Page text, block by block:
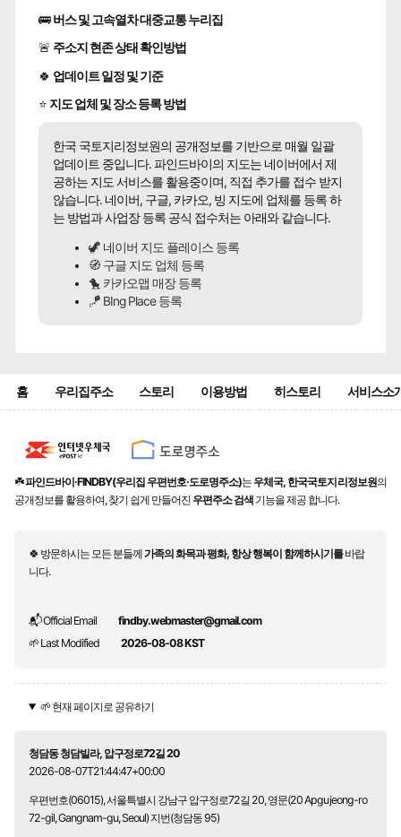
🚌버스 및 고속열차 대중교통 누리집
🚨 주소지 현존 상태 확인방법
🍀 업데이트 일정 및 기준
⭐ 지도 업체 및 장소 등록 방법
한국 국토지리정보원의 공개정보를 기반으로 매월 일괄
업데이트 중입니다. 파인드바이의 지도는 네이버에서 제
공하는 지도 서비스를 활용중이며, 직접 추가를 접수 받지
않습니다. 네이버, 구글, 카카오, 빙 지도에 업체를 등록 하
는 방법과 사업장 등록 공식 접수처는 아래와 같습니다.
🦖 네이버 지도 플레이스 등록
🧭 구글 지도 업체 등록
🐤 카카오맵 매장 등록
🪁 BIng Place 등록
홈 우리집주소 스토리 이용방법 히스토리 서비스소
☘️파인드바이·FINDBY(우리집 우편번호·도로명주소)는 우체국, 한국국토지리정보원의
공개정보를 활용하여, 찾기 쉽게 만들어진 우편주소 검색 기능을 제공 합니다.
🍀 방문하시는 모든 분들께가족의 화목과 평화, 항상 행복이 함께하시기를바랍
니다.
📬 Official Email
findby.webmaster@gmail.com
🌱 Last Modified
2026-08-08 KST
🌱 현재 페이지로 공유하기
청담동 청담빌라, 압구정로72길 20
2026-08-07T21:44:47+00:00
우편번호(06015), 서울특별시 강남구 압구정로72길 20, 영문(20 Apgujeong-ro
72-gil, Gangnam-gu, Seoul) 지번(청담동 95)